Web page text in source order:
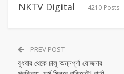
NKTV Digital 4210 Posts
PREV POST
বুধবার থেকে চালু অন্নপূর্ণা যোজনার